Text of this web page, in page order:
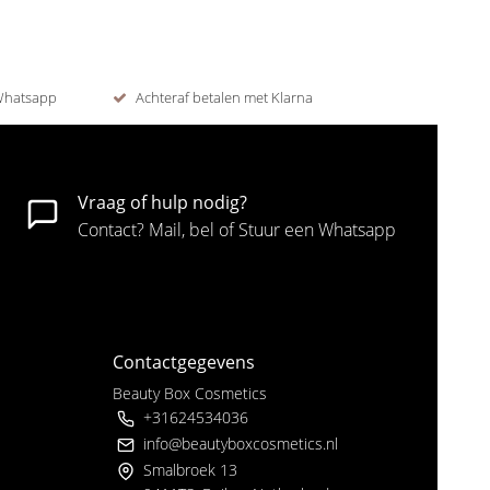
Achteraf betalen met Klarna
Vraag of hulp nodig?
Contact? Mail, bel of Stuur een Whatsapp
Contactgegevens
Beauty Box Cosmetics
+31624534036
info@beautyboxcosmetics.nl
Smalbroek 13